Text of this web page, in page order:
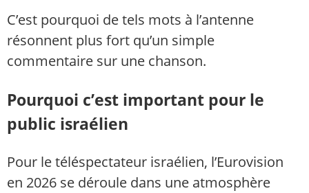
C’est pourquoi de tels mots à l’antenne
résonnent plus fort qu’un simple
commentaire sur une chanson.
Pourquoi c’est important pour le
public israélien
Pour le téléspectateur israélien, l’Eurovision
en 2026 se déroule dans une atmosphère